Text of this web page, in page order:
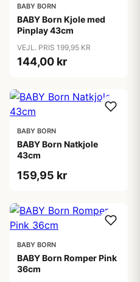
BABY BORN
BABY Born Kjole med
Pinplay 43cm
VEJL. PRIS 199,95 KR
144,00 kr
BABY BORN
BABY Born Natkjole
43cm
159,95 kr
BABY BORN
BABY Born Romper Pink
36cm